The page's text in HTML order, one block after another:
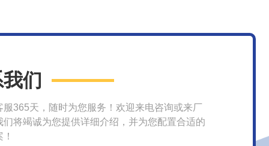
们
服365天，随时为您服务！欢迎来电咨询或来厂
们将竭诚为您提供详细介绍，并为您配置合适的